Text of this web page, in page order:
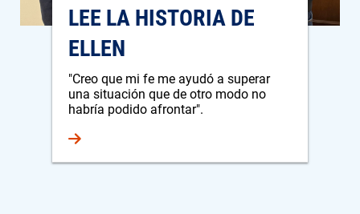
LEE LA HISTORIA DE
ELLEN
"Creo que mi fe me ayudó a superar
una situación que de otro modo no
habría podido afrontar".